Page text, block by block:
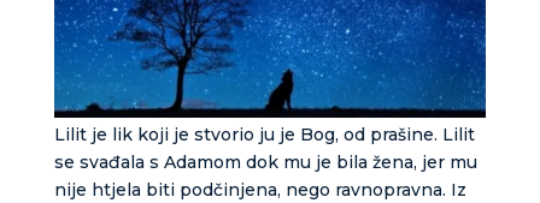
Lilit je lik koji je stvorio ju je Bog, od prašine. Lilit
se svađala s Adamom dok mu je bila žena, jer mu
nije htjela biti podčinjena, nego ravnopravna. Iz